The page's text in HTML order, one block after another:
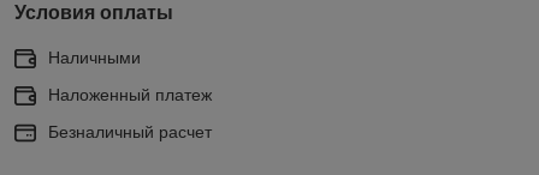
Условия оплаты
Наличными
Наложенный платеж
Безналичный расчет